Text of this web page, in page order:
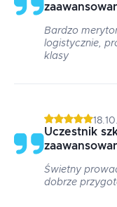
Bardzo
logistycznie,
klasy
Uczestnik
Świetny
dobrze